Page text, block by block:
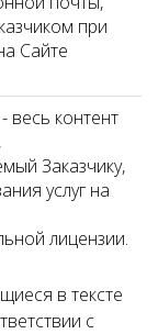
при
Сайте
весь контент
Заказчику,
услуг на
лицензии.
в тексте
с